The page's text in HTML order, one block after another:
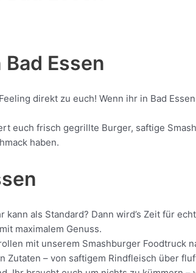
Bad Essen
direkt zu euch! Wenn ihr in Bad
euch frisch gegrillte Burger, saftige
haben.
kann als Standard? Dann wird’s Zeit für
maximalem Genuss.
mit unserem Smashburger Foodtruck
Zutaten – von saftigem Rindfleisch über